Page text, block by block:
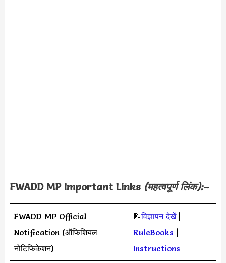
FWADD MP Important Links (महत्वपूर्ण लिंक):–
FWADD MP Official
Notification (ऑफिशियल
नोटिफिकेशन)
📝विज्ञापन देखें|
RuleBooks |
Instructions